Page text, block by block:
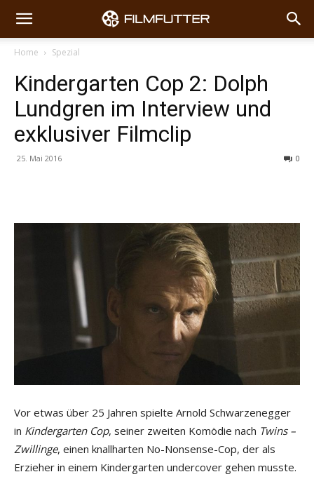
Home Spezial
Kindergarten Cop 2: Dolph
Lundgren im Interview und
exklusiver Filmclip
25. Mai 2016 0
Vor etwas über 25 Jahren spielte Arnold Schwarzenegger
in Kindergarten Cop, seiner zweiten Komödie nach Twins –
Zwillinge, einen knallharten No-Nonsense-Cop, der als
Erzieher in einem Kindergarten undercover gehen musste.